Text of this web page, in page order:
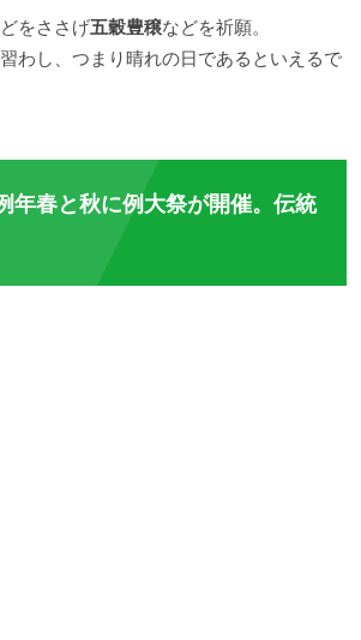
をささげ五穀豊穣などを祈願。
わし、つまり晴れの日であるといえるで
年春と秋に例大祭が開催。伝統